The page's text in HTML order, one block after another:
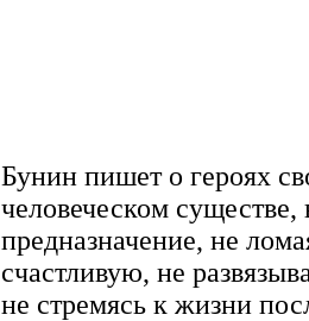
Бунин пишет о героях
человеческом
предназначение, не
счастливую, не
не стремясь к жизни